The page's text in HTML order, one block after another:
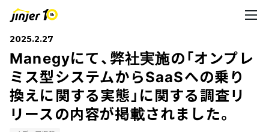
2025.2.27
Manegyにて、弊社実施の「オンプレ
ミス型システムからSaaSへの乗り
換えに関する実態」に関する調査リ
リースの内容が掲載されました。